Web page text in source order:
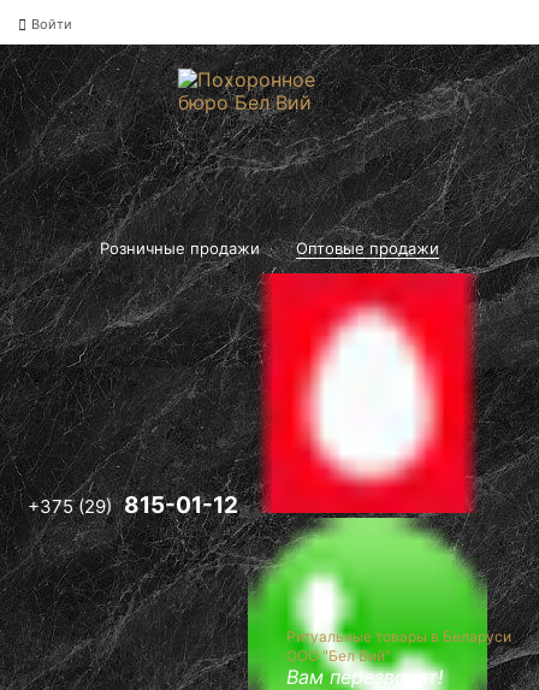
Войти
Розничные продажи Оптовые продажи
+375 (29) 815-01-12
Ритуальные товары в Беларуси
ООО "Бел Вий"
Вам перезвонят!
Оптовые цены
на памятники и
ритуальные
товары"
Вам
перезвонят!